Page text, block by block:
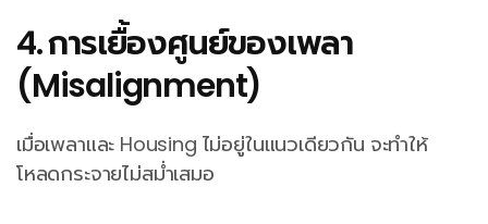
4. การเยื้องศูนย์ของเพลา
(Misalignment)
เมื่อเพลาและ Housing ไม่อยู่ในแนวเดียวกัน จะทำให้
โหลดกระจายไม่สม่ำเสมอ